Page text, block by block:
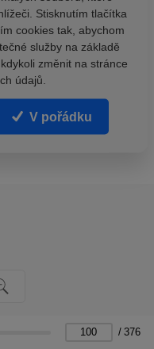
/ 376
Stisknutím tlačítka
cookies tak, abychom
služby na základě
změnit na stránce
údajů.
V pořádku